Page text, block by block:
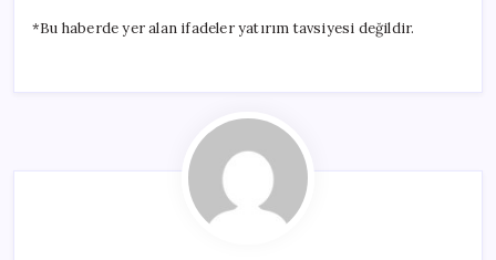
*Bu haberde yer alan ifadeler yatırım tavsiyesi değildir.